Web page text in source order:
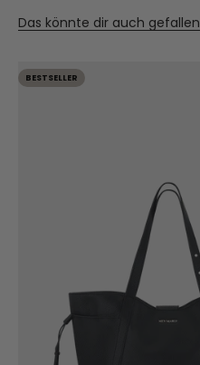
Das könnte dir auch gefallen
BESTSELLER